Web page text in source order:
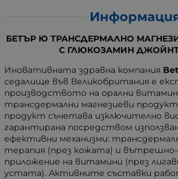
БЕТЪР Ю ТРАНСДЕРМАЛНО
С ГЛЮКОЗАМИН ДЖОЙНТ
Иновативната здравна компания
седалище във Великобритания е
производството на орални
трансдермални магнезиеви
продукт съчетава изключително
гарантирана посредством
ефективни механизми:
терапия (през кожата) и вътрешно-
приложение на витамини (през
устата). Активните съставки